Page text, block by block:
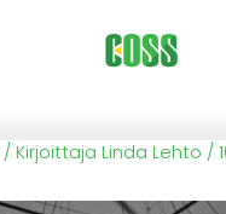
/ Kirjoittaja Linda Lehto /